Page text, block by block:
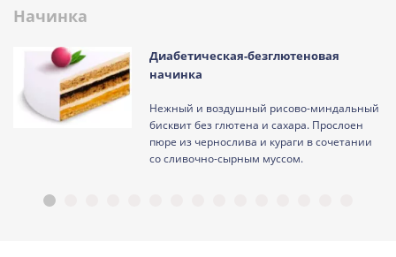
Начинка
Диабетическая-безглютеновая
начинка
Нежный и воздушный рисово-миндальный
бисквит без глютена и сахара. Прослоен
пюре из чернослива и кураги в сочетании
со сливочно-сырным муссом.